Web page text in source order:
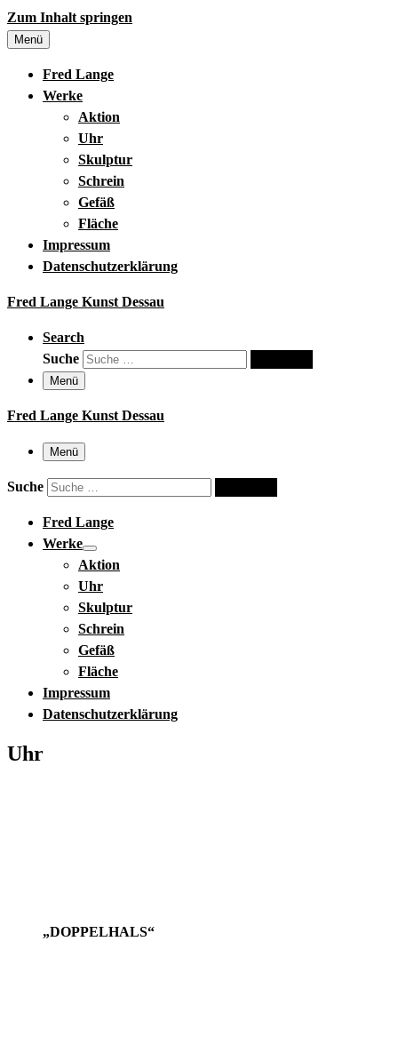
Zum Inhalt springen
Menü
Fred Lange
Werke
Aktion
Uhr
Skulptur
Schrein
Gefäß
Fläche
Impressum
Datenschutzerklärung
Fred Lange Kunst Dessau
Search
Suche
Menü
Fred Lange Kunst Dessau
Menü
Suche
Fred Lange
Werke
Aktion
Uhr
Skulptur
Schrein
Gefäß
Fläche
Impressum
Datenschutzerklärung
Uhr
„DOPPELHALS“